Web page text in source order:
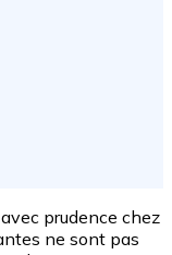
prudence chez
ne sont pas